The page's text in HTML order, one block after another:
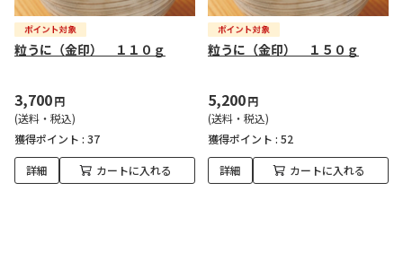
粒うに（金印） １１０ｇ
3,700円
(送料・税込)
獲得ポイント : 37
詳細 カートに入れる
粒うに（金印） １５０ｇ
5,200円
(送料・税込)
獲得ポイント : 52
詳細 カートに入れる